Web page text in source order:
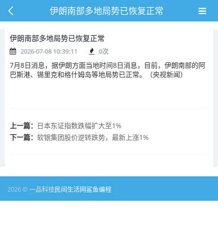
伊朗南部多地局势已恢复正常
伊朗南部多地局势已恢复正常
2026-07-08 10:39:11 0次
7月8日消息，据伊朗方面当地时间8日消息，目前，伊朗南部的阿
巴斯港、锡里克和格什姆岛等地局势已正常。（央视新闻）
上一篇： 日本东证指数跌幅扩大至1%
下一篇： 软银集团股价逆转跌势，最新上涨1%
2026 © 一品科技民间生活网鲨鱼编程